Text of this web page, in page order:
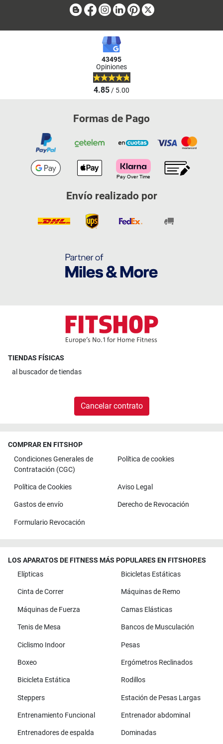
BlogFacebook
Instagram
LinkedinPinterest
43495
Opiniones
4.85/ 5.00
Formas de Pago
Envío realizado por
TIENDAS FÍSICAS
al buscador de tiendas
Cancelar contrato
COMPRAR EN FITSHOP
Condiciones Generales de
Contratación (CGC)
Política de cookies
Política de Cookies Aviso Legal
Gastos de envío Derecho de Revocación
Formulario Revocación
LOS APARATOS DE FITNESS MÁS POPULARES EN FITSHOP.ES
Elípticas
Bicicletas Estáticas
Cinta de Correr Máquinas de Remo
Máquinas de Fuerza Camas Elásticas
Tenis de Mesa Bancos de Musculación
Ciclismo Indoor Pesas
Boxeo Ergómetros Reclinados
Bicicleta Estática Rodillos
Steppers Estación de Pesas Largas
Entrenamiento Funcional Entrenador abdominal
Entrenadores de espalda Dominadas